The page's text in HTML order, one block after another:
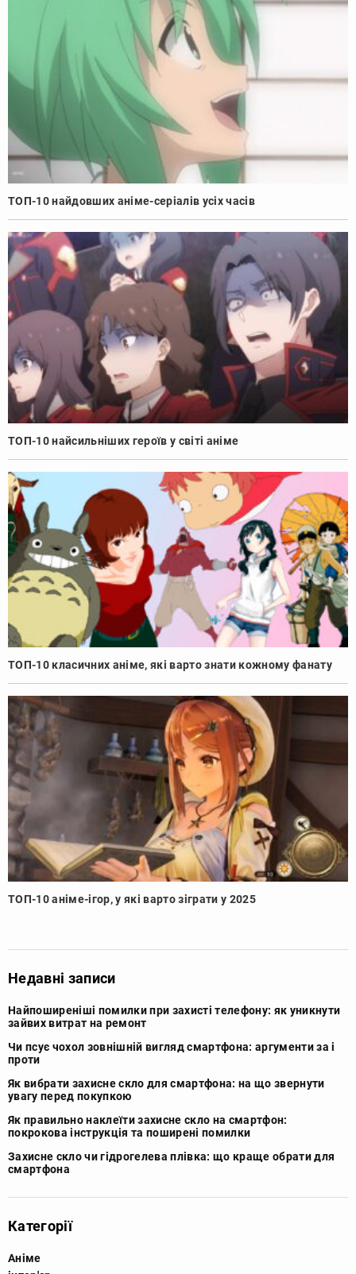
ТОП-10 найдовших аніме-серіалів усіх часів
ТОП-10 найсильніших героїв у світі аніме
ТОП-10 класичних аніме, які варто знати кожному фанату
ТОП-10 аніме-ігор, у які варто зіграти у 2025
Недавні записи
Найпоширеніші помилки при захисті телефону: як уникнути
зайвих витрат на ремонт
Чи псує чохол зовнішній вигляд смартфона: аргументи за і
проти
Як вибрати захисне скло для смартфона: на що звернути
увагу перед покупкою
Як правильно наклеїти захисне скло на смартфон:
покрокова інструкція та поширені помилки
Захисне скло чи гідрогелева плівка: що краще обрати для
смартфона
Категорії
Аніме